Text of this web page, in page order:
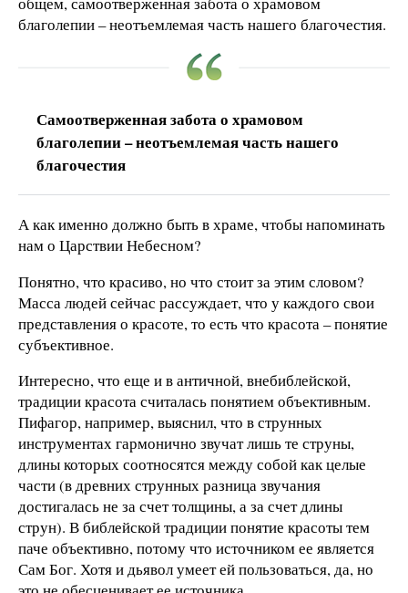
благолепии – неотъемлемая часть нашего благочестия.
Самоотверженная забота о храмовом
благолепии – неотъемлемая часть нашего
благочестия
А как именно должно быть в храме, чтобы напоминать
нам о Царствии Небесном?
Понятно, что красиво, но что стоит за этим словом?
Масса людей сейчас рассуждает, что у каждого свои
представления о красоте, то есть что красота – понятие
субъективное.
Интересно, что еще и в античной, внебиблейской,
традиции красота считалась понятием объективным.
Пифагор, например, выяснил, что в струнных
инструментах гармонично звучат лишь те струны,
длины которых соотносятся между собой как целые
части (в древних струнных разница звучания
достигалась не за счет толщины, а за счет длины
струн). В библейской традиции понятие красоты тем
паче объективно, потому что источником ее является
Сам Бог. Хотя и дьявол умеет ей пользоваться, да, но